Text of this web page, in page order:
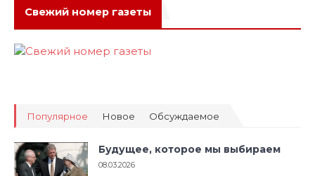
Свежий номер газеты
Популярное Новое Обсуждаемое
Будущее, которое мы выбираем
08.03.2026